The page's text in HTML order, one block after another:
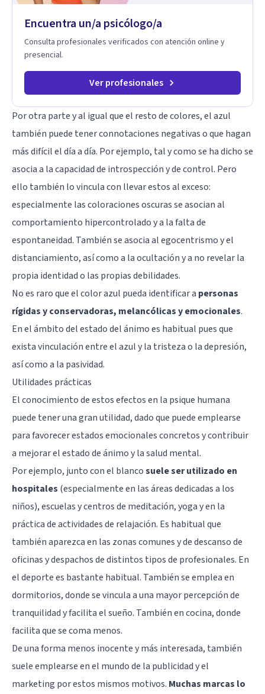
a superar experiencias traumáticas y mejorar tu calidad de
vida. Tratamiento de Adicciones.
Encuentra un/a psicólogo/a
Consulta profesionales verificados con atención online y
presencial.
Ver profesionales
Por otra parte y al igual que el resto de colores, el azul
también puede tener connotaciones negativas o que hagan
más difícil el día a día. Por ejemplo, tal y como se ha dicho se
asocia a la capacidad de introspección y de control. Pero
ello también lo vincula con llevar estos al exceso:
especialmente las coloraciones oscuras se asocian al
comportamiento hipercontrolado y a la falta de
espontaneidad. También se asocia al egocentrismo y el
distanciamiento, así como a la ocultación y a no revelar la
propia identidad o las propias debilidades.
No es raro que el color azul pueda identificar a personas
rígidas y conservadoras, melancólicas y emocionales.
En el ámbito del estado del ánimo es habitual pues que
exista vinculación entre el azul y la tristeza o la depresión,
así como a la pasividad.
Utilidades prácticas
El conocimiento de estos efectos en la psique humana
puede tener una gran utilidad, dado que puede emplearse
para favorecer estados emocionales concretos y contribuir
a mejorar el estado de ánimo y la salud mental.
Por ejemplo, junto con el blancosuele ser utilizado en
hospitales (especialmente en las áreas dedicadas a los
niños), escuelas y centros de meditación, yoga y en la
práctica de actividades de relajación. Es habitual que
también aparezca en las zonas comunes y de descanso de
oficinas y despachos de distintos tipos de profesionales. En
el deporte es bastante habitual. También se emplea en
dormitorios, donde se vincula a una mayor percepción de
tranquilidad y facilita el sueño. También en cocina, donde
facilita que se coma menos.
De una forma menos inocente y más interesada, también
suele emplearse en el mundo de la publicidad y el
marketing por estos mismos motivos. Muchas marcas lo